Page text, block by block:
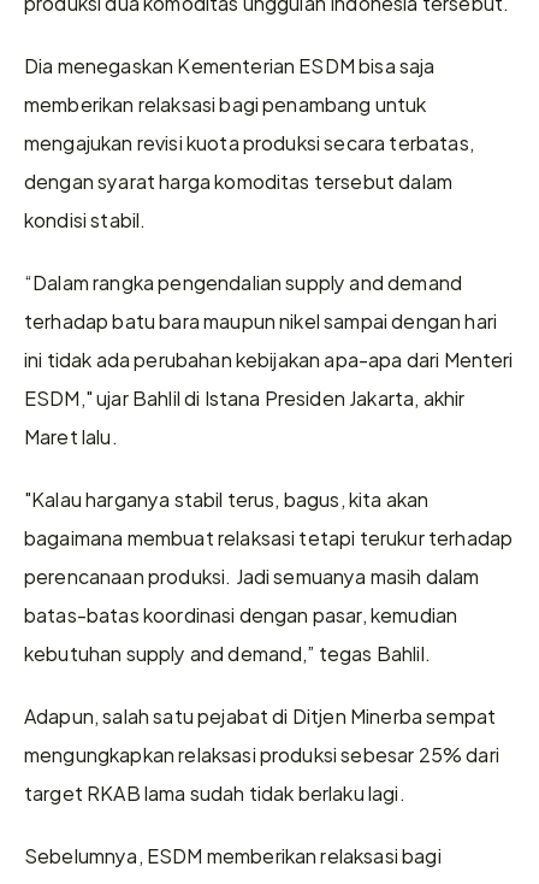
Dia menegaskan Kementerian ESDM bisa saja
memberikan relaksasi bagi penambang untuk
mengajukan revisi kuota produksi secara terbatas,
dengan syarat harga komoditas tersebut dalam
kondisi stabil.
“Dalam rangka pengendalian supply and demand
terhadap batu bara maupun nikel sampai dengan hari
ini tidak ada perubahan kebijakan apa-apa dari Menteri
ESDM," ujar Bahlil di Istana Presiden Jakarta, akhir
Maret lalu.
"Kalau harganya stabil terus, bagus, kita akan
bagaimana membuat relaksasi tetapi terukur terhadap
perencanaan produksi. Jadi semuanya masih dalam
batas-batas koordinasi dengan pasar, kemudian
kebutuhan supply and demand,” tegas Bahlil.
Adapun, salah satu pejabat di Ditjen Minerba sempat
mengungkapkan relaksasi produksi sebesar 25% dari
target RKAB lama sudah tidak berlaku lagi.
Sebelumnya, ESDM memberikan relaksasi bagi